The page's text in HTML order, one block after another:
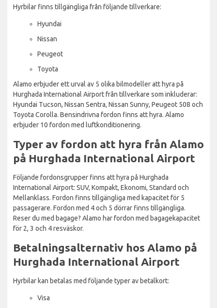
Hyrbilar finns tillgängliga från följande tillverkare:
Hyundai
Nissan
Peugeot
Toyota
Alamo erbjuder ett urval av 5 olika bilmodeller att hyra på
Hurghada International Airport från tillverkare som inkluderar:
Hyundai Tucson, Nissan Sentra, Nissan Sunny, Peugeot 508 och
Toyota Corolla. Bensindrivna fordon finns att hyra. Alamo
erbjuder 10 fordon med luftkonditionering.
Typer av fordon att hyra från Alamo
på Hurghada International Airport
Följande fordonsgrupper finns att hyra på Hurghada
International Airport: SUV, Kompakt, Ekonomi, Standard och
Mellanklass. Fordon finns tillgängliga med kapacitet för 5
passagerare. Fordon med 4 och 5 dörrar finns tillgängliga.
Reser du med bagage? Alamo har fordon med bagagekapacitet
för 2, 3 och 4 resväskor.
Betalningsalternativ hos Alamo på
Hurghada International Airport
Hyrbilar kan betalas med följande typer av betalkort:
Visa